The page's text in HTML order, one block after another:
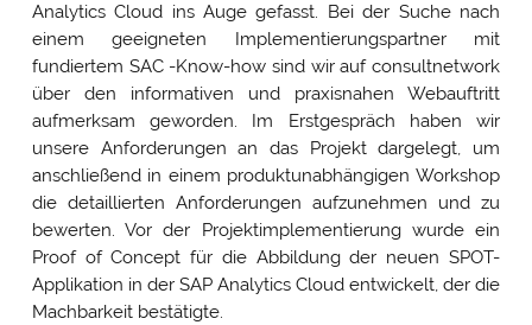
Analytics Cloud ins Auge gefasst. Bei der Suche nach
einem geeigneten Implementierungspartner mit
fundiertem SAC -Know-how sind wir auf consultnetwork
über den informativen und praxisnahen Webauftritt
aufmerksam geworden. Im Erstgespräch haben wir
unsere Anforderungen an das Projekt dargelegt, um
anschließend in einem produktunabhängigen Workshop
die detaillierten Anforderungen aufzunehmen und zu
bewerten. Vor der Projektimplementierung wurde ein
Proof of Concept für die Abbildung der neuen SPOT-
Applikation in der SAP Analytics Cloud entwickelt, der die
Machbarkeit bestätigte.